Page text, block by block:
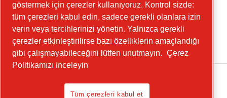
Linkedin
YouTube
göstermek için çerezler kullanıyoruz. Kontrol sizde:
tüm çerezleri kabul edin, sadece gerekli olanlara izin
verin veya tercihlerinizi yönetin. Yalnızca gerekli
çerezler etkinleştirilirse bazı özelliklerin amaçlandığı
gibi çalışmayabileceğini lütfen unutmayın. Çerez
Politikamızı inceleyin
Tüm çerezleri kabul et